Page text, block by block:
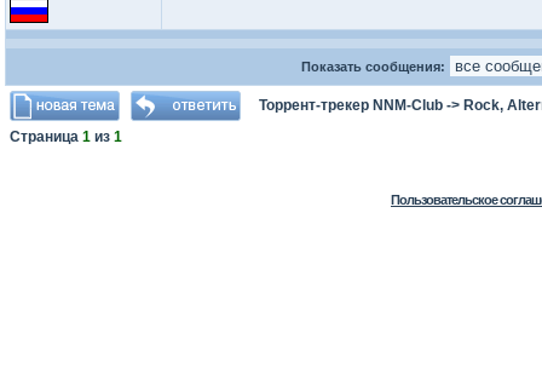
Показать сообщения:
Торрент-трекер NNM-Club -> Rock,
Страница 1 из 1
Пользовательское